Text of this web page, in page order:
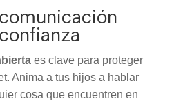
es clave para proteger
Anima a tus hijos a hablar
cosa que encuentren en